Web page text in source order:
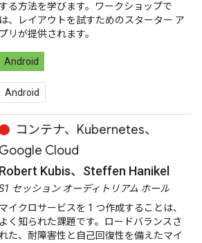
る方法を学びます。ワークショップで
は、レイアウトを試すためのスターター ア
プリが提供されます。
Android
Android
コンテナ、Kubernetes、
Google Cloud
Robert Kubis、Steffen Hanikel
セッション オーディトリアム ホール
マイクロサービスを 1 つ作成することは、
よく知られた課題です。ロードバランスさ
れた、耐障害性と自己回復性を備えたマイ